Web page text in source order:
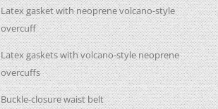
Latex gasket with neoprene volcano-style
overcuff
Latex gaskets with volcano-style neoprene
overcuffs
Buckle-closure waist belt